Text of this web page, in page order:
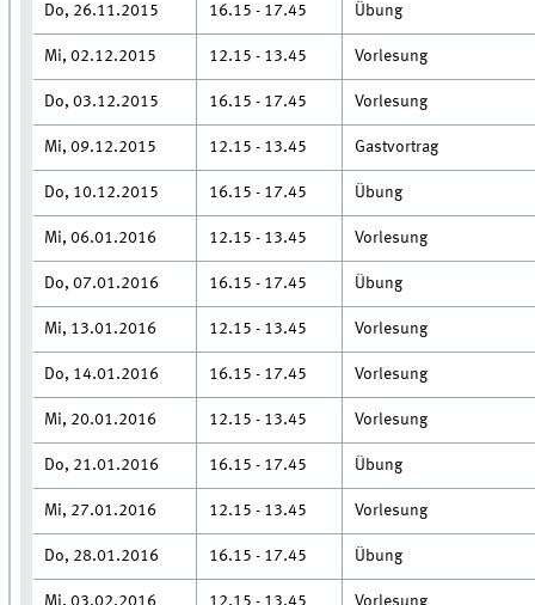
Do, 26.11.2015 16.15 - 17.45 Übung
Mi, 02.12.2015 12.15 - 13.45 Vorlesung
Do, 03.12.2015 16.15 - 17.45 Vorlesung
Mi, 09.12.2015 12.15 - 13.45 Gastvortrag
Do, 10.12.2015 16.15 - 17.45 Übung
Mi, 06.01.2016 12.15 - 13.45 Vorlesung
Do, 07.01.2016 16.15 - 17.45 Übung
Mi, 13.01.2016 12.15 - 13.45 Vorlesung
Do, 14.01.2016 16.15 - 17.45 Vorlesung
Mi, 20.01.2016 12.15 - 13.45 Vorlesung
Do, 21.01.2016 16.15 - 17.45 Übung
Mi, 27.01.2016 12.15 - 13.45 Vorlesung
Do, 28.01.2016 16.15 - 17.45 Übung
Mi, 03.02.2016 12.15 - 13.45 Vorlesung